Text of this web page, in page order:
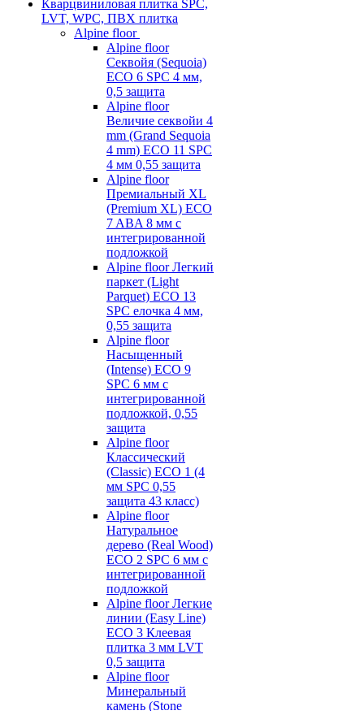
Кварцвиниловая плитка SPC,
LVT, WPC, ПВХ плитка
Alpine floor
Alpine floor
Секвойя (Sequoia)
ECO 6 SPC 4 мм,
0,5 защита
Alpine floor
Величие секвойи 4
mm (Grand Sequoia
4 mm) ECO 11 SPC
4 мм 0,55 защита
Alpine floor
Премиальный XL
(Premium XL) ECO
7 ABA 8 мм с
интегрированной
подложкой
Alpine floor Легкий
паркет (Light
Parquet) ECO 13
SPC елочка 4 мм,
0,55 защита
Alpine floor
Насыщенный
(Intense) ECO 9
SPC 6 мм с
интегрированной
подложкой, 0,55
защита
Alpine floor
Классический
(Classic) ECO 1 (4
мм SPC 0,55
защита 43 класс)
Alpine floor
Натуральное
дерево (Real Wood)
ECO 2 SPC 6 мм с
интегрированной
подложкой
Alpine floor Легкие
линии (Easy Line)
ECO 3 Клеевая
плитка 3 мм LVT
0,5 защита
Alpine floor
Минеральный
камень (Stone